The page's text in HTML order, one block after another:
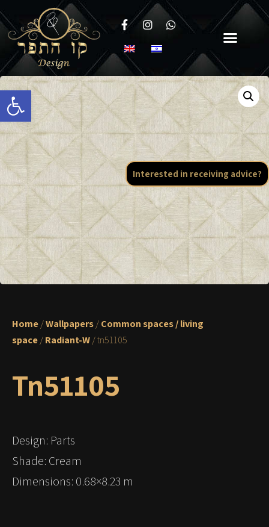
Open toolbar
Home/Wallpapers/Common spaces / living
space/Radiant-W/ tn51105
Tn51105
Design: Parts
Shade: Cream
Dimensions: 0.68×8.23 m
Interested in receiving advice?